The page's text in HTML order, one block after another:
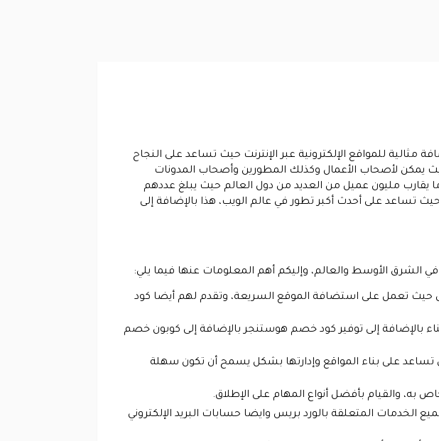
للمواقع الإلكترونية عبر الإنترنت حيث تساعد على النجاح
حيث يمكن لأصحاب الأعمال وكذلك المطورين وأصحاب المدونات
يقارب مليون عميل من العديد من دول العالم حيث يبلغ عددهم
حيث تساعد على أحدث أكبر تطور في عالم الويب، هذا بالإضافة إلى
الشرق الأوسط والعالم، وإليكم أهم المعلومات عنها فيما يلي:
تعمل على استضافة الموقع السريعة، وتقدم لهم أيضا كود
بالإضافة إلى توفير كود خصم هوستنجر بالإضافة إلى كوبون خصم
تساعد على بناء المواقع وإدارتها بشكل يسمح أن تكون سهلة
المتعلقة بالورد بريس وايضا حسابات البريد الإلكتروني